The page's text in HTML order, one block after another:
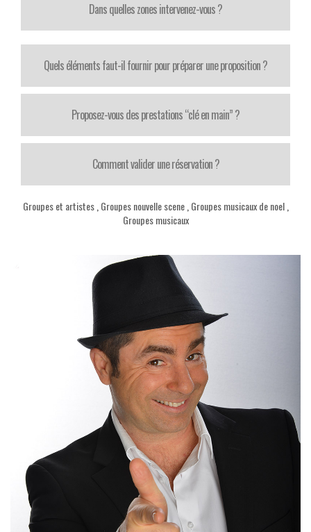
Dans quelles zones intervenez-vous ?
Quels éléments faut-il fournir pour préparer une proposition ?
Proposez-vous des prestations “clé en main” ?
Comment valider une réservation ?
Groupes et artistes, Groupes nouvelle scene, Groupes musicaux de noel,
Groupes musicaux